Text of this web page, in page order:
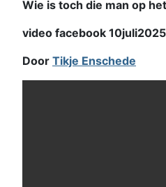
Wie is toch die man op
video facebook 10juli2025
Door Tikje Enschede